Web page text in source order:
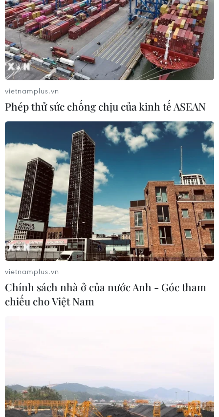
vietnamplus.vn
Phép thử sức chống chịu của kinh tế ASEAN
vietnamplus.vn
Chính sách nhà ở của nước Anh - Góc tham
chiếu cho Việt Nam